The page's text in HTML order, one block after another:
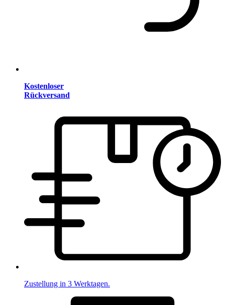
Kostenloser
Rückversand
Zustellung in 3 Werktagen.